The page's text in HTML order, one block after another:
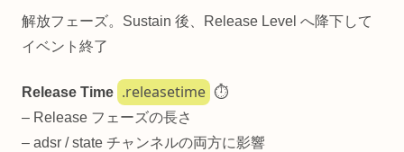
解放フェーズ。Sustain 後、Release Level へ降下して
イベント終了
Release Time .releasetime
⏱️
– Release フェーズの長さ
– adsr / state チャンネルの両方に影響